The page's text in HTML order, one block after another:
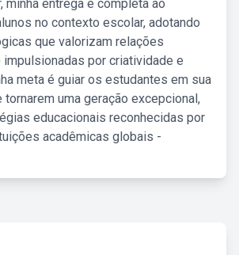
minha entrega é completa ao
no contexto escolar, adotando
que valorizam relações
por criatividade e
meta é guiar os estudantes em sua
tornarem uma geração excepcional,
educacionais reconhecidas por
acadêmicas globais -